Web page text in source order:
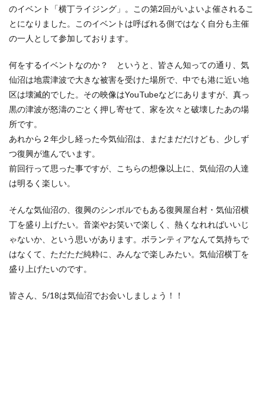
のイベント「横丁ライジング」。この第2回がいよいよ催されるこ
とになりました。このイベントは呼ばれる側ではなく自分も主催
の一人として参加しております。
何をするイベントなのか？ というと、皆さん知っての通り、気
仙沼は地震津波で大きな被害を受けた場所で、中でも港に近い地
区は壊滅的でした。その映像はYouTubeなどにありますが、真っ
黒の津波が怒濤のごとく押し寄せて、家を次々と破壊したあの場
所です。
あれから２年少し経った今気仙沼は、まだまだだけども、少しず
つ復興が進んでいます。
前回行って思った事ですが、こちらの想像以上に、気仙沼の人達
は明るく楽しい。
そんな気仙沼の、復興のシンボルでもある復興屋台村・気仙沼横
丁を盛り上げたい。音楽やお笑いで楽しく、熱くなれればいいじ
ゃないか、という思いがあります。ボランティアなんて気持ちで
はなくて、ただただ純粋に、みんなで楽しみたい。気仙沼横丁を
盛り上げたいのです。
皆さん、5/18は気仙沼でお会いしましょう！！